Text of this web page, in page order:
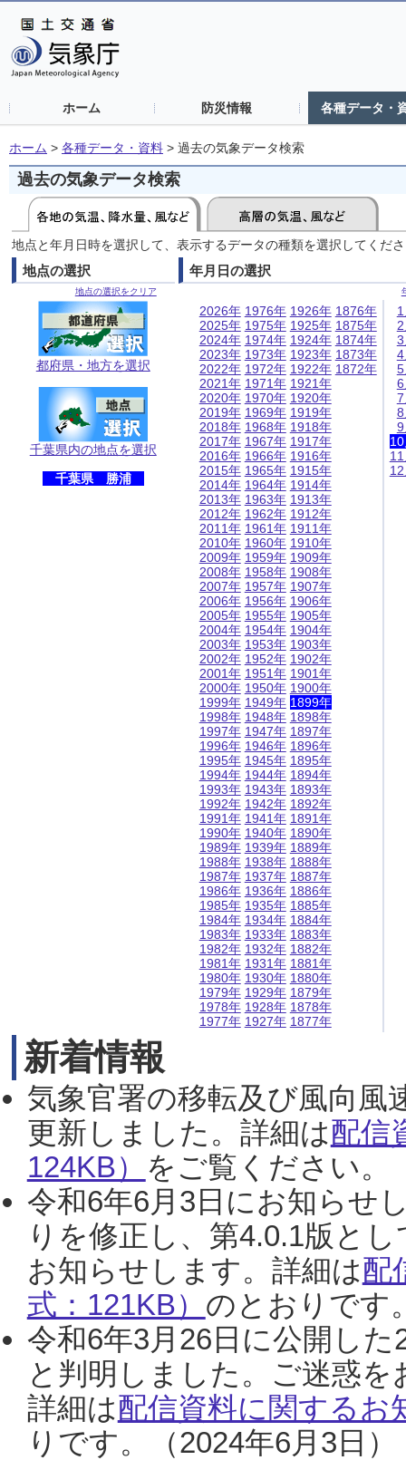
ホーム 防災情報 各種データ・
ホーム > 各種データ・資料 > 過去の気象データ検索
過去の気象データ検索
地点と年月日時を選択して、表示するデータの種類を選択してくだ
地点の選択
地点の選択をクリア
都府県・地方を選択
千葉県内の地点を選択
千葉県 勝浦
年月日の選択
2026年
2025年
2024年
2023年
2022年
2021年
2020年
2019年
2018年
2017年
2016年
2015年
2014年
2013年
2012年
2011年
2010年
2009年
2008年
2007年
2006年
2005年
2004年
2003年
2002年
2001年
2000年
1999年
1998年
1997年
1996年
1995年
1994年
1993年
1992年
1991年
1990年
1989年
1988年
1987年
1986年
1985年
1984年
1983年
1982年
1981年
1980年
1979年
1978年
1977年
1976年
1975年
1974年
1973年
1972年
1971年
1970年
1969年
1968年
1967年
1966年
1965年
1964年
1963年
1962年
1961年
1960年
1959年
1958年
1957年
1956年
1955年
1954年
1953年
1952年
1951年
1950年
1949年
1948年
1947年
1946年
1945年
1944年
1943年
1942年
1941年
1940年
1939年
1938年
1937年
1936年
1935年
1934年
1933年
1932年
1931年
1930年
1929年
1928年
1927年
1926年
1925年
1924年
1923年
1922年
1921年
1920年
1919年
1918年
1917年
1916年
1915年
1914年
1913年
1912年
1911年
1910年
1909年
1908年
1907年
1906年
1905年
1904年
1903年
1902年
1901年
1900年
1899年
1898年
1897年
1896年
1895年
1894年
1893年
1892年
1891年
1890年
1889年
1888年
1887年
1886年
1885年
1884年
1883年
1882年
1881年
1880年
1879年
1878年
1877年
1876年
1875年
1874年
1873年
1872年
新着情報
気象官署の移転及び風向風
更新しました。詳細は配信
124KB） をご覧ください。
令和6年6月3日にお知らせ
りを修正し、第4.0.1版と
お知らせします。詳細は配
式：121KB） のとおりです
令和6年3月26日に公開し
と判明しました。ご迷惑
詳細は配信資料に関するお
りです。（2024年6月3日）